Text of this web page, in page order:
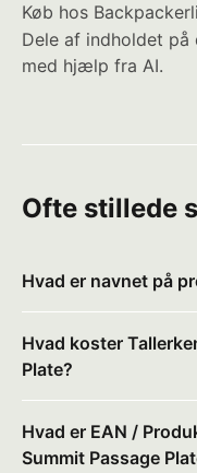
Køb hos
Dele af indholdet
med hjælp fra AI.
Ofte stillede
Hvad er navnet på
Hvad koster
Plate?
Hvad er EAN /
Summit Passage